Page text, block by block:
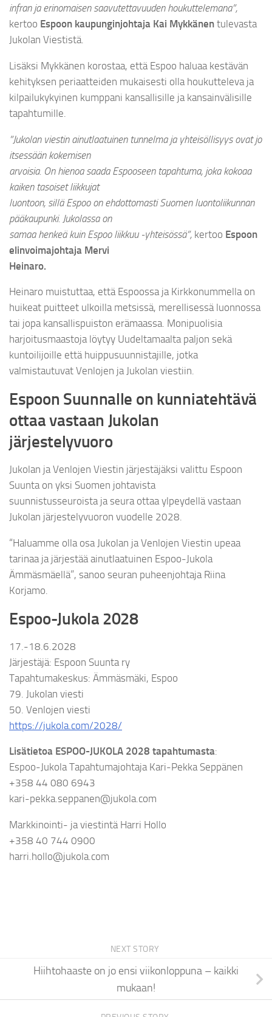
infran ja erinomaisen saavutettavuuden houkuttelemana”,
kertoo Espoon kaupunginjohtaja Kai Mykkänen tulevasta
Jukolan Viestistä.
Lisäksi Mykkänen korostaa, että Espoo haluaa kestävän
kehityksen periaatteiden mukaisesti olla houkutteleva ja
kilpailukykyinen kumppani kansallisille ja kansainvälisille
tapahtumille.
”Jukolan viestin ainutlaatuinen tunnelma ja yhteisöllisyys ovat jo
itsessään kokemisen
arvoisia. On hienoa saada Espooseen tapahtuma, joka kokoaa
kaiken tasoiset liikkujat
luontoon, sillä Espoo on ehdottomasti Suomen luontoliikunnan
pääkaupunki. Jukolassa on
samaa henkeä kuin Espoo liikkuu -yhteisössä”, kertoo Espoon
elinvoimajohtaja Mervi
Heinaro.
Heinaro muistuttaa, että Espoossa ja Kirkkonummella on
huikeat puitteet ulkoilla metsissä, merellisessä luonnossa
tai jopa kansallispuiston erämaassa. Monipuolisia
harjoitusmaastoja löytyy Uudeltamaalta paljon sekä
kuntoilijoille että huippusuunnistajille, jotka
valmistautuvat Venlojen ja Jukolan viestiin.
Espoon Suunnalle on kunniatehtävä
ottaa vastaan Jukolan
järjestelyvuoro
Jukolan ja Venlojen Viestin järjestäjäksi valittu Espoon
Suunta on yksi Suomen johtavista
suunnistusseuroista ja seura ottaa ylpeydellä vastaan
Jukolan järjestelyvuoron vuodelle 2028.
“Haluamme olla osa Jukolan ja Venlojen Viestin upeaa
tarinaa ja järjestää ainutlaatuinen Espoo-Jukola
Ämmäsmäellä”, sanoo seuran puheenjohtaja Riina
Korjamo.
Espoo-Jukola 2028
17.-18.6.2028
Järjestäjä: Espoon Suunta ry
Tapahtumakeskus: Ämmäsmäki, Espoo
79. Jukolan viesti
50. Venlojen viesti
https://jukola.com/2028/
Lisätietoa ESPOO-JUKOLA 2028 tapahtumasta:
Espoo-Jukola Tapahtumajohtaja Kari-Pekka Seppänen
+358 44 080 6943
kari-pekka.seppanen@jukola.com
Markkinointi- ja viestintä Harri Hollo
+358 40 744 0900
harri.hollo@jukola.com
NEXT STORY
Hiihtohaaste on jo ensi viikonloppuna – kaikki
mukaan!